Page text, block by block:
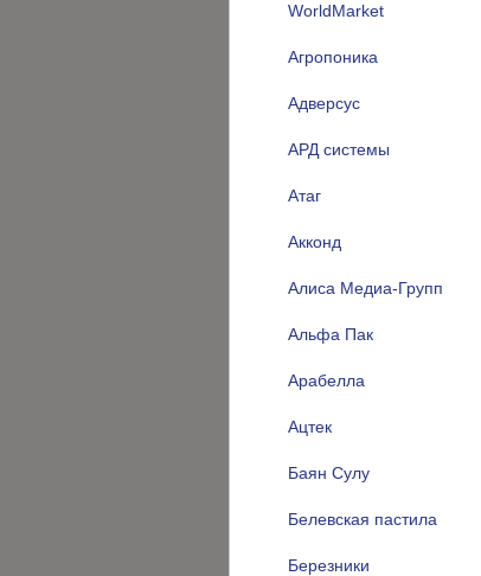
WorldMarket
Агропоника
Адверсус
АРД системы
Атаг
Акконд
Алиса Медиа-Групп
Альфа Пак
Арабелла
Ацтек
Баян Сулу
Белевская пастила
Березники